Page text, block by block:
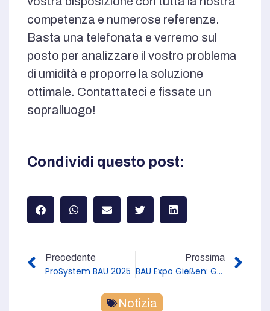
competenza e numerose referenze.
Basta una telefonata e verremo sul
posto per analizzare il vostro problema
di umidità e proporre la soluzione
ottimale. Contattateci e fissate un
sopralluogo!
Condividi questo post:
Precedente
ProSystem BAU 2025
Prossima
BAU Expo Gießen: Grande interesse per PROsystem
Notizia